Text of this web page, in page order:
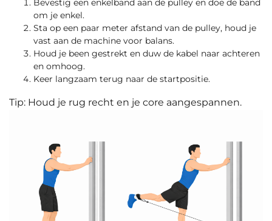
Bevestig een enkelband aan de pulley en doe de band
om je enkel.
Sta op een paar meter afstand van de pulley, houd je
vast aan de machine voor balans.
Houd je been gestrekt en duw de kabel naar achteren
en omhoog.
Keer langzaam terug naar de startpositie.
Tip: Houd je rug recht en je core aangespannen.